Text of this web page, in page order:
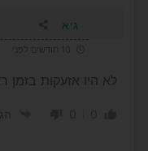
גיא
לּא היו אזעקות בזמן